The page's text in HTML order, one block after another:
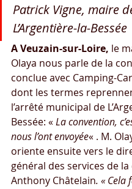
Patrick Vigne, maire
L’Argentière-la-Bessée
A Veuzain-sur-Loire, le
Olaya nous parle de la
conclue avec Camping-
dont les termes
l’arrêté municipal de
Bessée: « La convention,
nous l’ont envoyée« . M.
oriente ensuite vers le
général des services de
Anthony Châtelain. « Cela